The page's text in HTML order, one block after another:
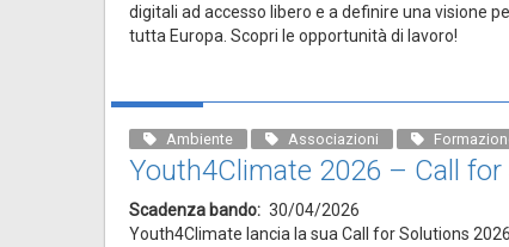
digitali ad accesso libero e a definire una visione
tutta Europa. Scopri le opportunità di lavoro!
Ambiente Associazioni
Youth4Climate 2026 – Call for
Scadenza bando
30/04/2026
Youth4Climate lancia la sua Call for Solutions